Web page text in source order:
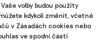
volby budou použity
kdykoli změnit, včetně
v Zásadách cookies nebo
ve spodní části
i komunitní sdílení.
také tebe v Uherském
tento týden